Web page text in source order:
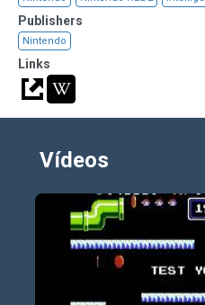
Publishers
Nintendo
Links
Vídeos